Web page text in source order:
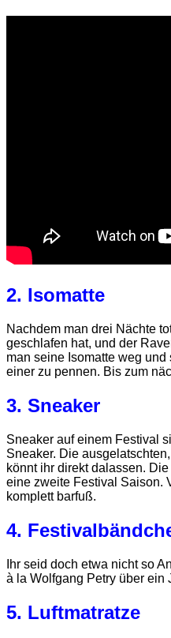
2. Isomatte
Nachdem man drei Nächte
geschlafen hat, und der
man seine Isomatte weg
einer zu pennen. Bis zum
3. Sneaker
Sneaker auf einem Festival
Sneaker. Die
könnt ihr direkt dalassen.
eine zweite Festival Saison.
komplett barfuß.
4.
Ihr seid doch etwa nicht so
à la Wolfgang Petry über ein
5. Luftmatratze